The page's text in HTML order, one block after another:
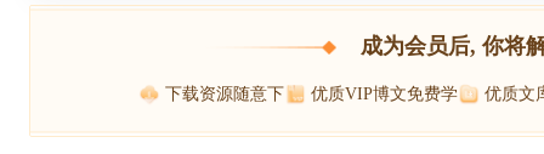
成为会员后, 你将
下载资源随意下 优质VIP博文免费学 优质文